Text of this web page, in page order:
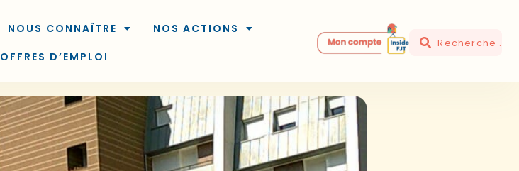
NOUS CONNAÎTRE
NOS ACTIONS
OFFRES D’EMPLOI